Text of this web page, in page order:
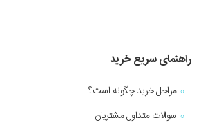
راهنمای سریع خرید
مراحل خرید چگونه است؟
سوالات متداول مشتریان